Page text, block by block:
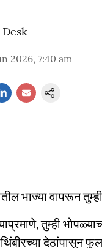
Desk
2026, 7:40 am
भाज्या वापरून
तुम्ही
देठांपासून